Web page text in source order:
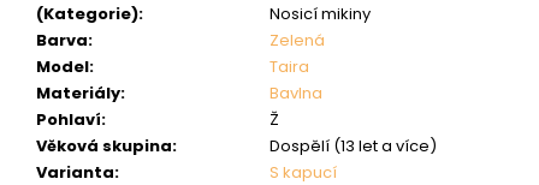
(Kategorie):
Nosicí mikiny
Barva:
Zelená
Model:
Taira
Materiály:
Bavlna
Pohlaví:
Ž
Věková skupina:
Dospělí (13 let a více)
Varianta:
S kapucí